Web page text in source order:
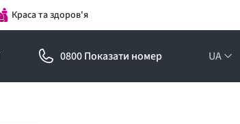
Краса та здоров'я
0800 Показати номер UA